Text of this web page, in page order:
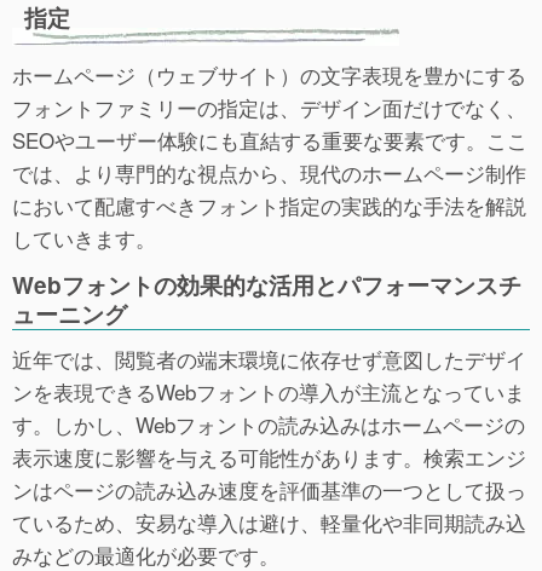
指定
ホームページ（ウェブサイト）の文字表現を豊かにする
フォントファミリーの指定は、デザイン面だけでなく、
SEOやユーザー体験にも直結する重要な要素です。ここ
では、より専門的な視点から、現代のホームページ制作
において配慮すべきフォント指定の実践的な手法を解説
していきます。
Webフォントの効果的な活用とパフォーマンスチ
ューニング
近年では、閲覧者の端末環境に依存せず意図したデザイ
ンを表現できるWebフォントの導入が主流となっていま
す。しかし、Webフォントの読み込みはホームページの
表示速度に影響を与える可能性があります。検索エンジ
ンはページの読み込み速度を評価基準の一つとして扱っ
ているため、安易な導入は避け、軽量化や非同期読み込
みなどの最適化が必要です。